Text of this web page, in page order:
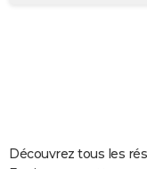
Carte de Noël
Carte Bonne année
Carte Saint-Valentin
Carte Pâques
Carte d'anniversaire
DICTIONNAIRE
Découvrez tous les